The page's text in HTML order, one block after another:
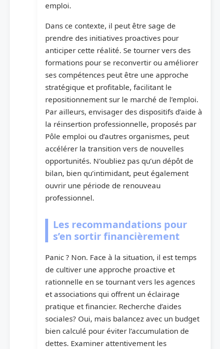
emploi.
Dans ce contexte, il peut être sage de
prendre des initiatives proactives pour
anticiper cette réalité. Se tourner vers des
formations pour se reconvertir ou améliorer
ses compétences peut être une approche
stratégique et profitable, facilitant le
repositionnement sur le marché de l’emploi.
Par ailleurs, envisager des dispositifs d’aide à
la réinsertion professionnelle, proposés par
Pôle emploi ou d’autres organismes, peut
accélérer la transition vers de nouvelles
opportunités. N’oubliez pas qu’un dépôt de
bilan, bien qu’intimidant, peut également
ouvrir une période de renouveau
professionnel.
Les recommandations pour
s’en sortir financièrement
Panic ? Non. Face à la situation, il est temps
de cultiver une approche proactive et
rationnelle en se tournant vers les agences
et associations qui offrent un éclairage
pratique et financier. Recherche d’aides
sociales? Oui, mais balancez avec un budget
bien calculé pour éviter l’accumulation de
dettes. Examiner attentivement les